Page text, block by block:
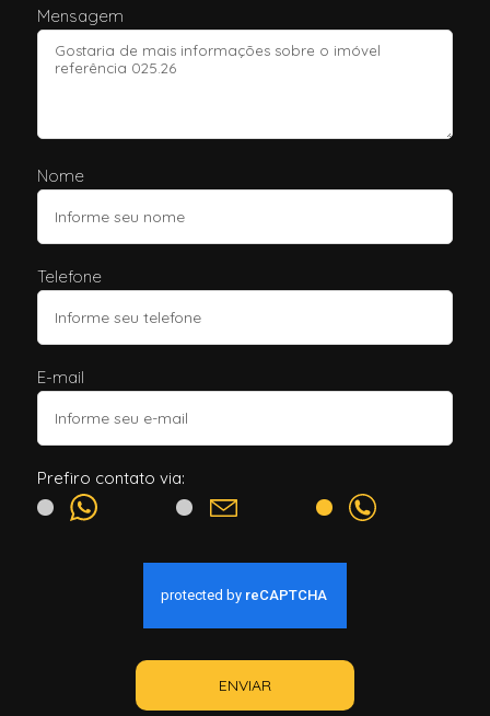
Mensagem
Nome
Telefone
E-mail
Prefiro contato via:
ENVIAR